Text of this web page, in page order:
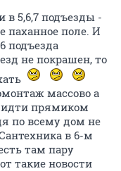
в 5,6,7 подъезды -
паханное поле. И
подъезда
не покрашен, то
массово а
идти прямиком
по всему дом не
в 6-м
там пару
такие новости